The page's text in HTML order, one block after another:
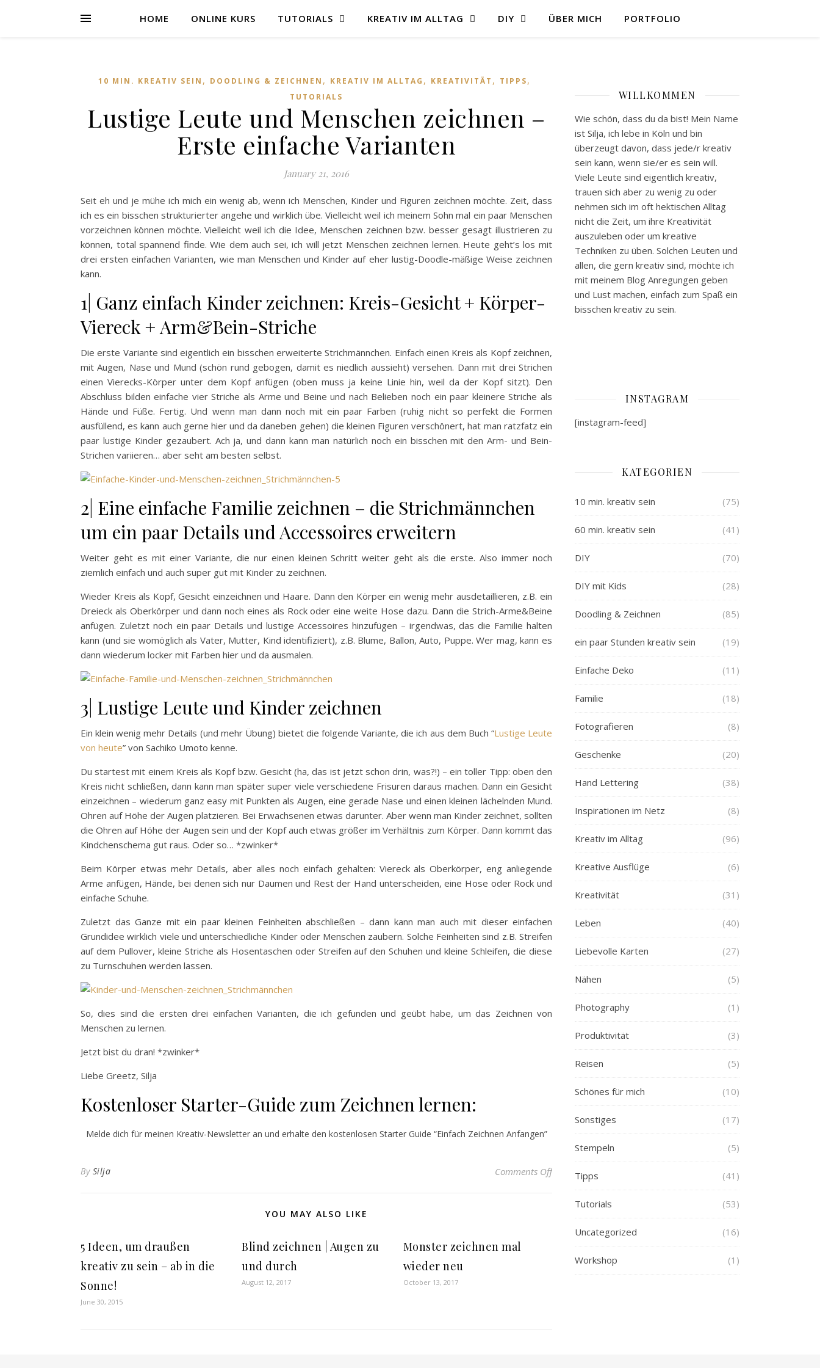
HOME ONLINE KURS TUTORIALS KREATIV IM ALLTAG DIY ÜBER MICH PORTFOLIO
10 MIN. KREATIV SEIN , DOODLING & ZEICHNEN , KREATIV IM ALLTAG , KREATIVITÄT , TIPPS,
TUTORIALS
Lustige Leute und Menschen zeichnen –
Erste einfache Varianten
January 21, 2016
Seit eh und je mühe ich mich ein wenig ab, wenn ich Menschen, Kinder und Figuren zeichnen möchte. Zeit, dass
ich es ein bisschen strukturierter angehe und wirklich übe. Vielleicht weil ich meinem Sohn mal ein paar Menschen
vorzeichnen können möchte. Vielleicht weil ich die Idee, Menschen zeichnen bzw. besser gesagt illustrieren zu
können, total spannend finde. Wie dem auch sei, ich will jetzt Menschen zeichnen lernen. Heute geht’s los mit
drei ersten einfachen Varianten, wie man Menschen und Kinder auf eher lustig-Doodle-mäßige Weise zeichnen
kann.
1| Ganz einfach Kinder zeichnen: Kreis-Gesicht + Körper-
Viereck + Arm&Bein-Striche
Die erste Variante sind eigentlich ein bisschen erweiterte Strichmännchen. Einfach einen Kreis als Kopf zeichnen,
mit Augen, Nase und Mund (schön rund gebogen, damit es niedlich aussieht) versehen. Dann mit drei Strichen
einen Vierecks-Körper unter dem Kopf anfügen (oben muss ja keine Linie hin, weil da der Kopf sitzt). Den
Abschluss bilden einfache vier Striche als Arme und Beine und nach Belieben noch ein paar kleinere Striche als
Hände und Füße. Fertig. Und wenn man dann noch mit ein paar Farben (ruhig nicht so perfekt die Formen
ausfüllend, es kann auch gerne hier und da daneben gehen) die kleinen Figuren verschönert, hat man ratzfatz ein
paar lustige Kinder gezaubert. Ach ja, und dann kann man natürlich noch ein bisschen mit den Arm- und Bein-
Strichen variieren… aber seht am besten selbst.
2| Eine einfache Familie zeichnen – die Strichmännchen
um ein paar Details und Accessoires erweitern
Weiter geht es mit einer Variante, die nur einen kleinen Schritt weiter geht als die erste. Also immer noch
ziemlich einfach und auch super gut mit Kinder zu zeichnen.
Wieder Kreis als Kopf, Gesicht einzeichnen und Haare. Dann den Körper ein wenig mehr ausdetaillieren, z.B. ein
Dreieck als Oberkörper und dann noch eines als Rock oder eine weite Hose dazu. Dann die Strich-Arme&Beine
anfügen. Zuletzt noch ein paar Details und lustige Accessoires hinzufügen – irgendwas, das die Familie halten
kann (und sie womöglich als Vater, Mutter, Kind identifiziert), z.B. Blume, Ballon, Auto, Puppe. Wer mag, kann es
dann wiederum locker mit Farben hier und da ausmalen.
3| Lustige Leute und Kinder zeichnen
Ein klein wenig mehr Details (und mehr Übung) bietet die folgende Variante, die ich aus dem Buch “Lustige Leute
von heute” von Sachiko Umoto kenne.
Du startest mit einem Kreis als Kopf bzw. Gesicht (ha, das ist jetzt schon drin, was?!) – ein toller Tipp: oben den
Kreis nicht schließen, dann kann man später super viele verschiedene Frisuren daraus machen. Dann ein Gesicht
einzeichnen – wiederum ganz easy mit Punkten als Augen, eine gerade Nase und einen kleinen lächelnden Mund.
Ohren auf Höhe der Augen platzieren. Bei Erwachsenen etwas darunter. Aber wenn man Kinder zeichnet, sollten
die Ohren auf Höhe der Augen sein und der Kopf auch etwas größer im Verhältnis zum Körper. Dann kommt das
Kindchenschema gut raus. Oder so… *zwinker*
Beim Körper etwas mehr Details, aber alles noch einfach gehalten: Viereck als Oberkörper, eng anliegende
Arme anfügen, Hände, bei denen sich nur Daumen und Rest der Hand unterscheiden, eine Hose oder Rock und
einfache Schuhe.
Zuletzt das Ganze mit ein paar kleinen Feinheiten abschließen – dann kann man auch mit dieser einfachen
Grundidee wirklich viele und unterschiedliche Kinder oder Menschen zaubern. Solche Feinheiten sind z.B. Streifen
auf dem Pullover, kleine Striche als Hosentaschen oder Streifen auf den Schuhen und kleine Schleifen, die diese
zu Turnschuhen werden lassen.
So, dies sind die ersten drei einfachen Varianten, die ich gefunden und geübt habe, um das Zeichnen von
Menschen zu lernen.
Jetzt bist du dran! *zwinker*
Liebe Greetz, Silja
Kostenloser Starter-Guide zum Zeichnen lernen:
Melde dich für meinen Kreativ-Newsletter an und erhalte den kostenlosen Starter Guide “Einfach Zeichnen Anfangen”
By Silja Comments Offon Lustige Leute und Menschen zeichnen – Erste einfache
YOU MAY ALSO LIKE
5 Ideen, um draußen
kreativ zu sein – ab in die
Sonne!
June 30, 2015
Blind zeichnen | Augen zu
und durch
August 12, 2017
Monster zeichnen mal
wieder neu
October 13, 2017
WILLKOMMEN
Wie schön, dass du da bist! Mein Name
ist Silja, ich lebe in Köln und bin
überzeugt davon, dass jede/r kreativ
sein kann, wenn sie/er es sein will.
Viele Leute sind eigentlich kreativ,
trauen sich aber zu wenig zu oder
nehmen sich im oft hektischen Alltag
nicht die Zeit, um ihre Kreativität
auszuleben oder um kreative
Techniken zu üben. Solchen Leuten und
allen, die gern kreativ sind, möchte ich
mit meinem Blog Anregungen geben
und Lust machen, einfach zum Spaß ein
bisschen kreativ zu sein.
INSTAGRAM
[instagram-feed]
KATEGORIEN
10 min. kreativ sein (75)
60 min. kreativ sein (41)
DIY (70)
DIY mit Kids (28)
Doodling & Zeichnen (85)
ein paar Stunden kreativ sein (19)
Einfache Deko (11)
Familie (18)
Fotografieren (8)
Geschenke (20)
Hand Lettering (38)
Inspirationen im Netz (8)
Kreativ im Alltag (96)
Kreative Ausflüge (6)
Kreativität (31)
Leben (40)
Liebevolle Karten (27)
Nähen (5)
Photography (1)
Produktivität (3)
Reisen (5)
Schönes für mich (10)
Sonstiges (17)
Stempeln (5)
Tipps (41)
Tutorials (53)
Uncategorized (16)
Workshop (1)